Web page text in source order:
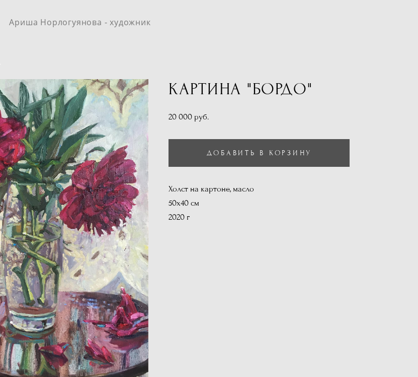
Ариша Норлогуянова - художник
КАРТИНА "БОРДО"
20 000 pуб.
ДОБАВИТЬ В КОРЗИНУ
Холст на картоне, масло
50х40 см
2020 г